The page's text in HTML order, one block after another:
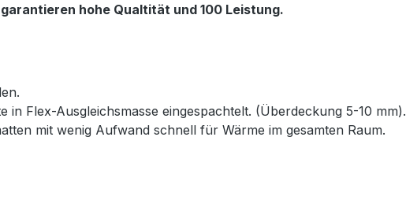
hohe Qualtität und 100 Leistung.
in Flex-Ausgleichsmasse eingespachtelt. (Überdeckung 5-10 mm).
mit wenig Aufwand schnell für Wärme im gesamten Raum.